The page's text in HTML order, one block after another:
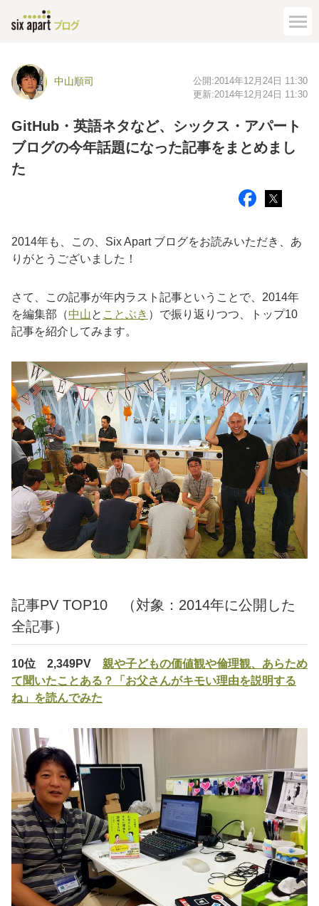
中山順司 公開:2014年12月24日 11:30
更新:2014年12月24日 11:30
GitHub・英語ネタなど、シックス・アパート
ブログの今年話題になった記事をまとめまし
た
2014年も、この、Six Apart ブログをお読みいただき、あ
りがとうございました！
さて、この記事が年内ラスト記事ということで、2014年
を編集部（中山と ことぶき ）で振り返りつつ、トップ10
記事を紹介してみます。
記事PV TOP10 （対象：2014年に公開した
全記事）
10位 2,349PV 親や子どもの価値観や倫理観、あらため
て聞いたことある？「お父さんがキモい理由を説明する
ね」を読んでみた